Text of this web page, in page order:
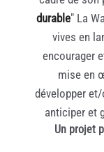
durable" La
vives en
encourager
mise en
développer
anticiper et
Un projet